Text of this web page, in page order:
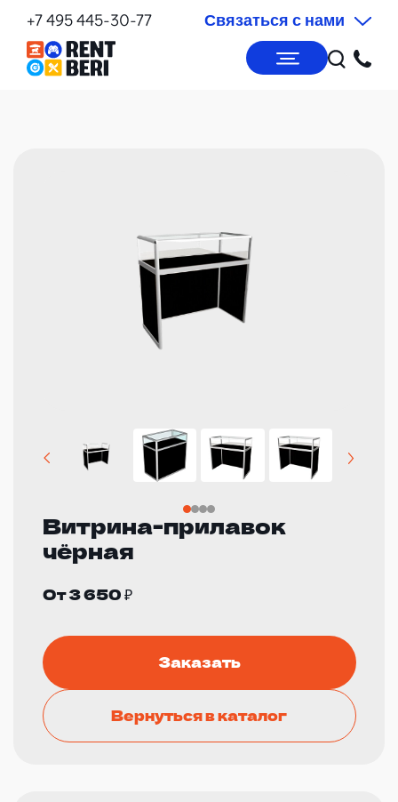
+7 495 445-30-77 Связаться с нами
Витрина-прилавок
чёрная
От 3 650 ₽
Заказать
Вернуться в каталог